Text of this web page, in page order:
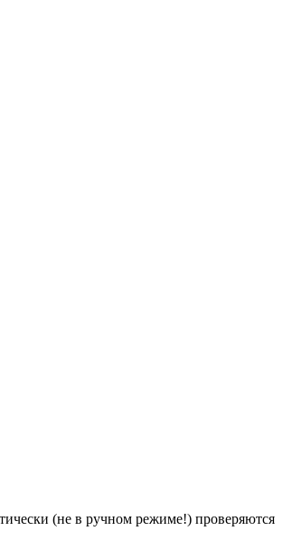
(не в ручном режиме!) проверяются